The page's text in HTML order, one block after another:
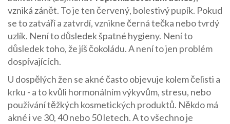
vzniká zánět. To je ten červený, bolestivý pupík. Pokud
se to zatváří a zatvrdí, vznikne černá tečka nebo tvrdý
uzlík. Není to důsledek špatné hygieny. Není to
důsledek toho, že jíš čokoládu. A není to jen problém
dospívajících.
U dospělých žen se akné často objevuje kolem čelisti a
krku - a to kvůli hormonálním výkyvům, stresu, nebo
používání těžkých kosmetických produktů. Někdo má
akné i ve 30, 40 nebo 50 letech. A to všechno je